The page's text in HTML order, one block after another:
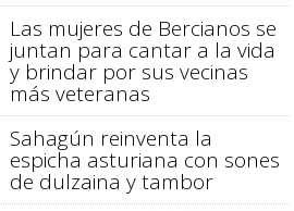
Las mujeres de Bercianos se
juntan para cantar a la vida
y brindar por sus vecinas
más veteranas
Sahagún reinventa la
espicha asturiana con sones
de dulzaina y tambor